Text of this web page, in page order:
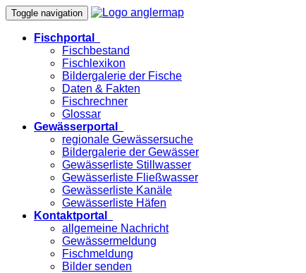
Toggle navigation
Fischportal
Fischbestand
Fischlexikon
Bildergalerie der Fische
Daten & Fakten
Fischrechner
Glossar
Gewässerportal
regionale Gewässersuche
Bildergalerie der Gewässer
Gewässerliste Stillwasser
Gewässerliste Fließwasser
Gewässerliste Kanäle
Gewässerliste Häfen
Kontaktportal
allgemeine Nachricht
Gewässermeldung
Fischmeldung
Bilder senden